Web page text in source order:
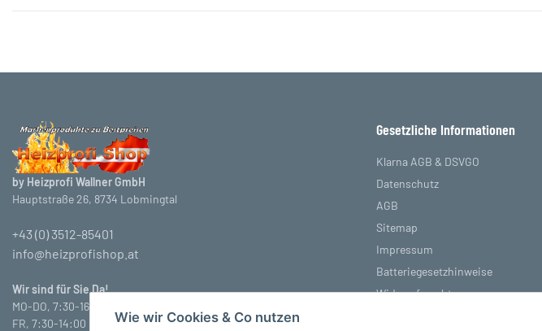
Wie wir Cookies & Co nutzen
by Heizprofi Wallner GmbH
Hauptstraße 26, 8734 Lobmingtal
+43 (0) 3512-85401
info@heizprofishop.at
Wir sind für Sie Da!
MO-DO, 7:30-16:30 Uhr
FR, 7:30-14:00 Uhr
Gesetzliche Informationen
Klarna AGB & DSVGO
Datenschutz
AGB
Sitemap
Impressum
Batteriegesetzhinweise
Widerrufsrecht